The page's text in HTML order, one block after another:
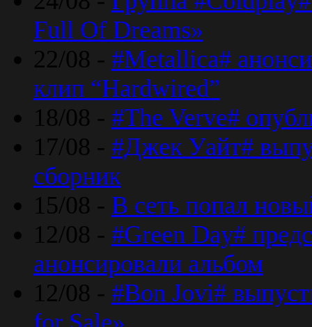
Full Of Dreams»
22/08 - #Metallica#
клип “Hardwired”
18/08 - #The Verve#
17/08 - #Джек Уайт#
сборник
15/08 - В сеть попал
12/08 - #Green Day#
анонсировали альбом
12/08 - #Bon Jovi#